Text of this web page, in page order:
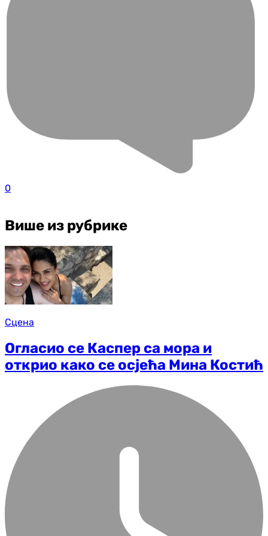
0
Више из рубрике
Сцена
Огласио се Каспер са мора и
открио како се осјећа Мина Костић